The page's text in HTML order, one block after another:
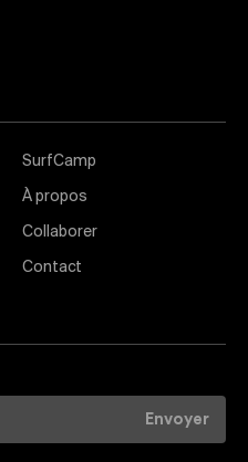
SurfCamp
À propos
Collaborer
Contact